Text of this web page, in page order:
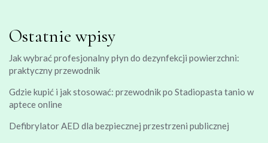
Ostatnie wpisy
Jak wybrać profesjonalny płyn do dezynfekcji powierzchni:
praktyczny przewodnik
Gdzie kupić i jak stosować: przewodnik po Stadiopasta tanio w
aptece online
Defibrylator AED dla bezpiecznej przestrzeni publicznej